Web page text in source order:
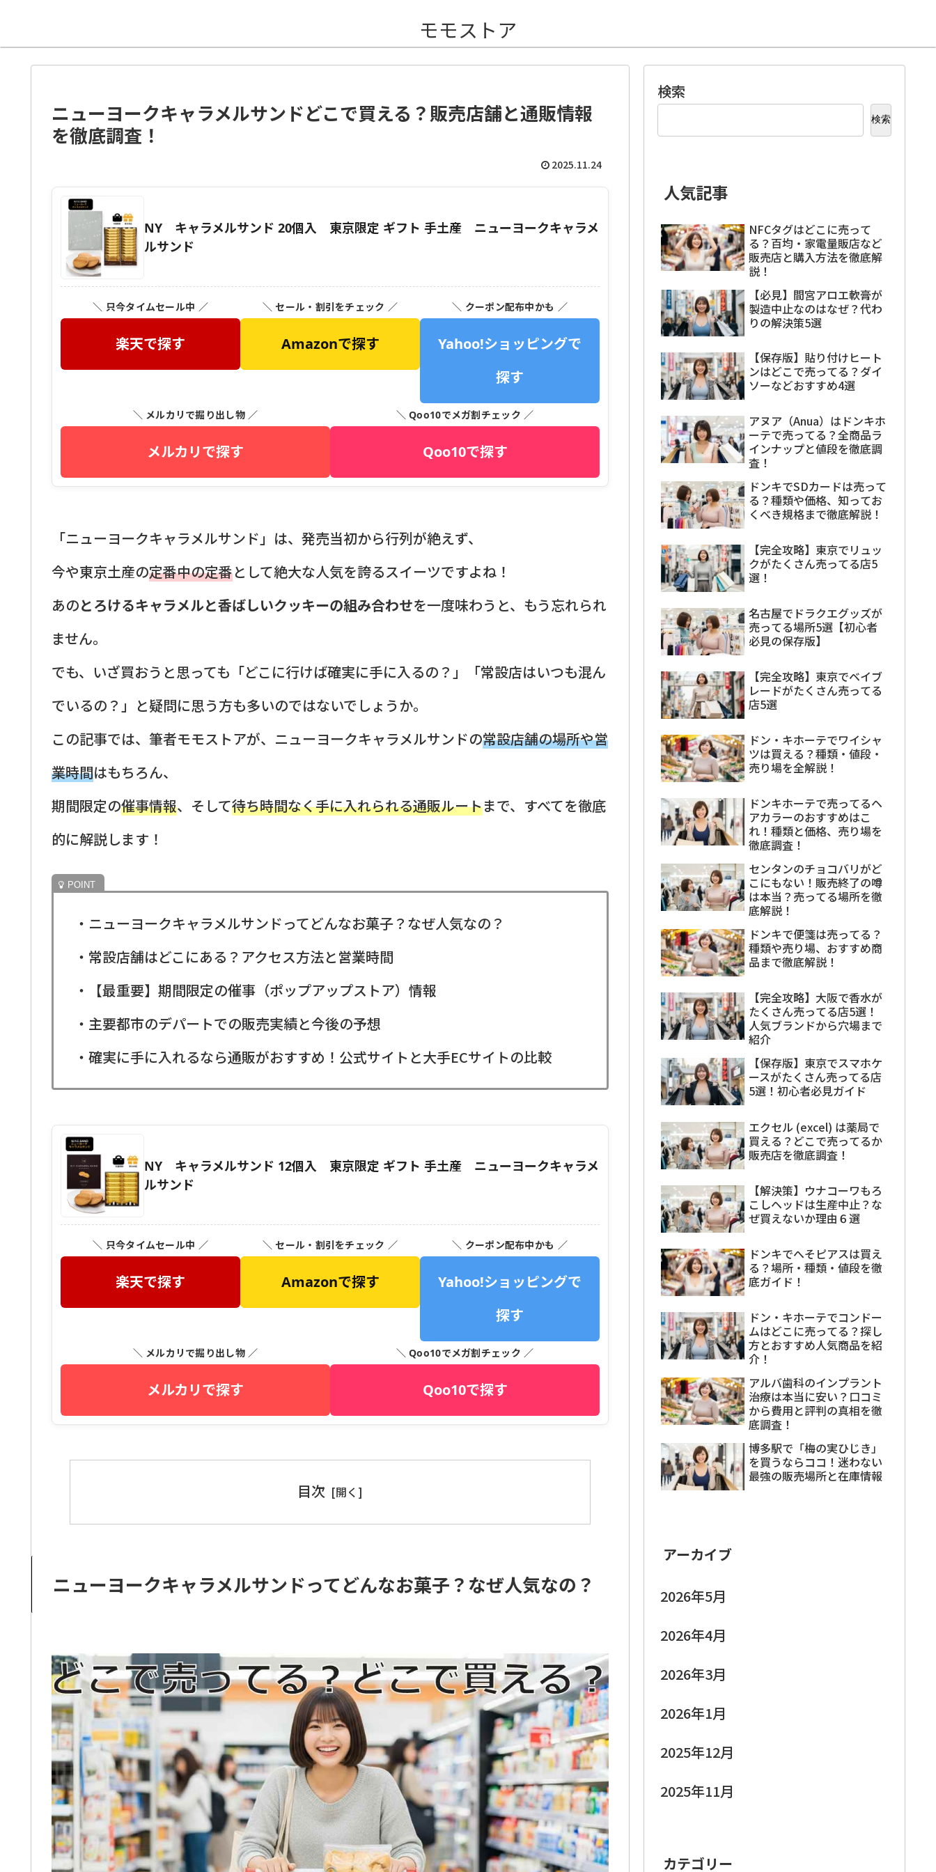
モモストア
ニューヨークキャラメルサンドどこで買える？販売店舗と通販情報
を徹底調査！
2025.11.24
NY キャラメルサンド 20個入 東京限定 ギフト 手土産 ニューヨークキャラメ
ルサンド
＼ 只今タイムセール中 ／
楽天で探す
＼ セール・割引をチェック ／
Amazonで探す
＼ クーポン配布中かも ／
Yahoo!ショッピングで
探す
＼ メルカリで掘り出し物 ／
メルカリで探す
＼ Qoo10でメガ割チェック ／
Qoo10で探す
「ニューヨークキャラメルサンド」は、発売当初から行列が絶えず、
今や東京土産の定番中の定番として絶大な人気を誇るスイーツですよね！
あのとろけるキャラメルと香ばしいクッキーの組み合わせを一度味わうと、もう忘れられ
ません。
でも、いざ買おうと思っても「どこに行けば確実に手に入るの？」「常設店はいつも混ん
でいるの？」と疑問に思う方も多いのではないでしょうか。
この記事では、筆者モモストアが、ニューヨークキャラメルサンドの常設店舗の場所や営
業時間はもちろん、
期間限定の催事情報、そして待ち時間なく手に入れられる通販ルートまで、すべてを徹底
的に解説します！
・ニューヨークキャラメルサンドってどんなお菓子？なぜ人気なの？
・常設店舗はどこにある？アクセス方法と営業時間
・【最重要】期間限定の催事（ポップアップストア）情報
・主要都市のデパートでの販売実績と今後の予想
・確実に手に入れるなら通販がおすすめ！公式サイトと大手ECサイトの比較
NY キャラメルサンド 12個入 東京限定 ギフト 手土産 ニューヨークキャラメ
ルサンド
＼ 只今タイムセール中 ／
楽天で探す
＼ セール・割引をチェック ／
Amazonで探す
＼ クーポン配布中かも ／
Yahoo!ショッピングで
探す
＼ メルカリで掘り出し物 ／
メルカリで探す
＼ Qoo10でメガ割チェック ／
Qoo10で探す
目次
ニューヨークキャラメルサンドってどんなお菓子？なぜ人気なの？
検索
検索
人気記事
NFCタグはどこに売って
る？百均・家電量販店など
販売店と購入方法を徹底解
説！
【必見】間宮アロエ軟膏が
製造中止なのはなぜ？代わ
りの解決策5選
【保存版】貼り付けヒート
ンはどこで売ってる？ダイ
ソーなどおすすめ4選
アヌア（Anua）はドンキホ
ーテで売ってる？全商品ラ
インナップと値段を徹底調
査！
ドンキでSDカードは売って
る？種類や価格、知ってお
くべき規格まで徹底解説！
【完全攻略】東京でリュッ
クがたくさん売ってる店5
選！
名古屋でドラクエグッズが
売ってる場所5選【初心者
必見の保存版】
【完全攻略】東京でベイブ
レードがたくさん売ってる
店5選
ドン・キホーテでワイシャ
ツは買える？種類・値段・
売り場を全解説！
ドンキホーテで売ってるヘ
アカラーのおすすめはこ
れ！種類と価格、売り場を
徹底調査！
センタンのチョコバリがど
こにもない！販売終了の噂
は本当？売ってる場所を徹
底解説！
ドンキで便箋は売ってる？
種類や売り場、おすすめ商
品まで徹底解説！
【完全攻略】大阪で香水が
たくさん売ってる店5選！
人気ブランドから穴場まで
紹介
【保存版】東京でスマホケ
ースがたくさん売ってる店
5選！初心者必見ガイド
エクセル (excel) は薬局で
買える？どこで売ってるか
販売店を徹底調査！
【解決策】ウナコーワもろ
こしヘッドは生産中止？な
ぜ買えないか理由６選
ドンキでへそピアスは買え
る？場所・種類・値段を徹
底ガイド！
ドン・キホーテでコンドー
ムはどこに売ってる？探し
方とおすすめ人気商品を紹
介！
アルバ歯科のインプラント
治療は本当に安い？口コミ
から費用と評判の真相を徹
底調査！
博多駅で「梅の実ひじき」
を買うならココ！迷わない
最強の販売場所と在庫情報
アーカイブ
2026年5月
2026年4月
2026年3月
2026年1月
2025年12月
2025年11月
カテゴリー